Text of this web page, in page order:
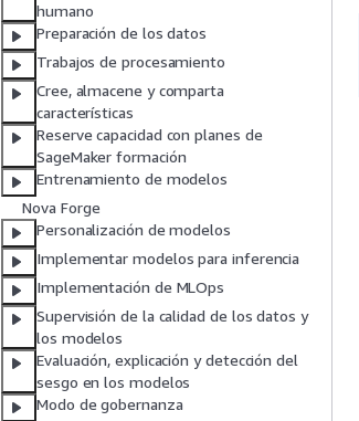
humano
Preparación de los datos
Trabajos de procesamiento
Cree, almacene y comparta
características
Reserve capacidad con planes de
SageMaker formación
Entrenamiento de modelos
Nova Forge
Personalización de modelos
Implementar modelos para inferencia
Implementación de MLOps
Supervisión de la calidad de los datos y
los modelos
Evaluación, explicación y detección del
sesgo en los modelos
Modo de gobernanza